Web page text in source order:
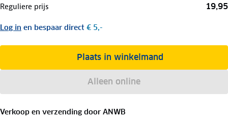
Reguliere prijs 19,95
Log in en bespaar direct € 5,-
Plaats in winkelmand
Alleen online
Verkoop en verzending door ANWB